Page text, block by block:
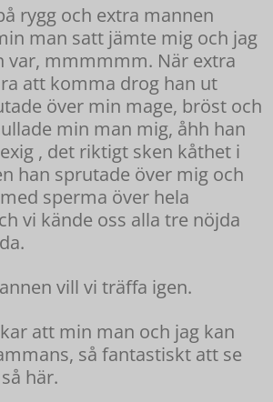
rygg och extra mannen
man satt jämte mig och jag
var, mmmmmm. När extra
att komma drog han ut
över min mage, bröst och
min man mig, åhh han
, det riktigt sken kåthet i
han sprutade över mig och
sperma över hela
vi kände oss alla tre nöjda
vill vi träffa igen.
att min man och jag kan
så fantastiskt att se
här.